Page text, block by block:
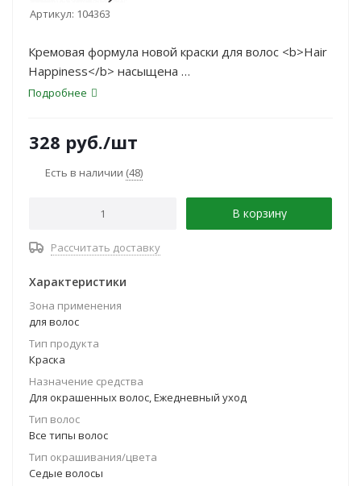
Артикул: 104363
Кремовая формула новой краски для волос <b>Hair
Happiness</b> насыщена
растительными протеинами, которые надежно
ланолин, позволяющий
сохранить упругость, гладкость и придать волосам
Подробнее
328 руб./шт
Есть в наличии (48)
В корзину
Рассчитать доставку
Характеристики
Зона применения
для волос
Тип продукта
Краска
Назначение средства
Для окрашенных волос, Ежедневный уход
Тип волос
Все типы волос
Тип окрашивания/цвета
Седые волосы